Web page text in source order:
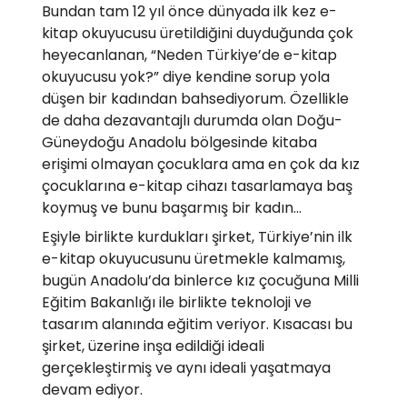
Bundan tam 12 yıl önce dünyada ilk kez e-
kitap okuyucusu üretildiğini duyduğunda çok
heyecanlanan, “Neden Türkiye’de e-kitap
okuyucusu yok?” diye kendine sorup yola
düşen bir kadından bahsediyorum. Özellikle
de daha dezavantajlı durumda olan Doğu-
Güneydoğu Anadolu bölgesinde kitaba
erişimi olmayan çocuklara ama en çok da kız
çocuklarına e-kitap cihazı tasarlamaya baş
koymuş ve bunu başarmış bir kadın...
Eşiyle birlikte kurdukları şirket, Türkiye’nin ilk
e-kitap okuyucusunu üretmekle kalmamış,
bugün Anadolu’da binlerce kız çocuğuna Milli
Eğitim Bakanlığı ile birlikte teknoloji ve
tasarım alanında eğitim veriyor. Kısacası bu
şirket, üzerine inşa edildiği ideali
gerçekleştirmiş ve aynı ideali yaşatmaya
devam ediyor.